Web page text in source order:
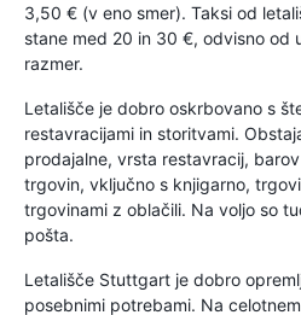
3,50 € (v eno smer). Taksi od
stane med 20 in 30 €, odvisno od
razmer.
Letališče je dobro oskrbovano s
restavracijami in storitvami.
prodajalne, vrsta restavracij,
trgovin, vključno s knjigarno,
trgovinami z oblačili. Na voljo so
pošta.
Letališče Stuttgart je dobro
posebnimi potrebami. Na